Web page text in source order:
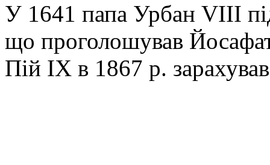
У 1641 папа Урбан VIII
що проголошував
Пій IX в 1867 р.